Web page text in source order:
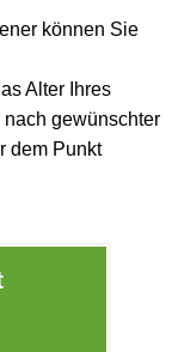
können Sie
Alter Ihres
gewünschter
dem Punkt